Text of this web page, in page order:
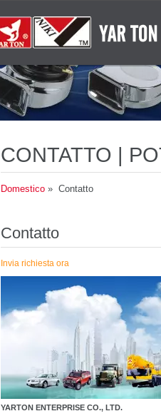
CONTATTO |
ACUSTICI
Domestico » Contatto
Contatto
Invia richiesta ora
YARTON ENTERPRISE CO., LTD.